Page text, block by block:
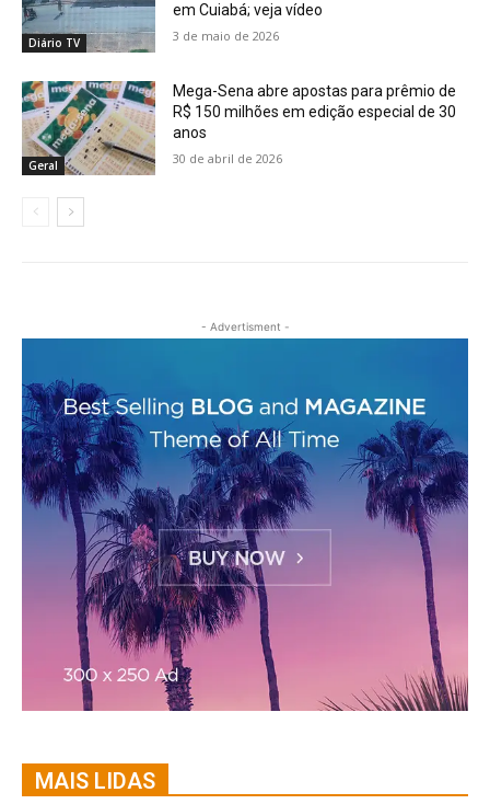
Diário TV
em Cuiabá; veja vídeo
3 de maio de 2026
Geral
Mega-Sena abre apostas para prêmio de
R$ 150 milhões em edição especial de 30
anos
30 de abril de 2026
- Advertisment -
MAIS LIDAS